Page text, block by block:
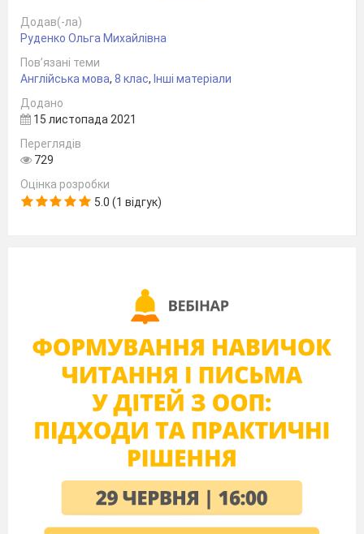
before.
10) The old man ____ occasionally _________ (to
need) help crossing the street.
III Make 2 sentences in Present Perfect Tense and 2
questions with short answers.
Додав(-ла)
Руденко Ольга Михайлівна
Пов’язані теми
Англійська мова, 8 клас, Інші матеріали
Додано
15 листопада 2021
Переглядів
729
Оцінка розробки
5.0 (1 відгук)